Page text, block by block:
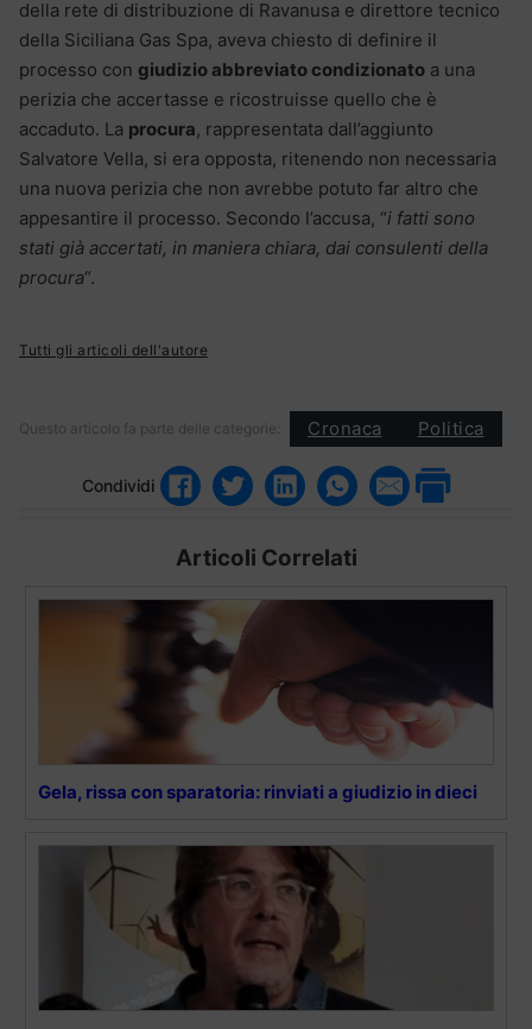
della rete di distribuzione di Ravanusa e direttore tecnico
della Siciliana Gas Spa, aveva chiesto di definire il
processo con giudizio abbreviato condizionato a una
perizia che accertasse e ricostruisse quello che è
accaduto. La procura, rappresentata dall’aggiunto
Salvatore Vella, si era opposta, ritenendo non necessaria
una nuova perizia che non avrebbe potuto far altro che
appesantire il processo. Secondo l’accusa, “i fatti sono
stati già accertati, in maniera chiara, dai consulenti della
procura“.
Tutti gli articoli dell'autore
Questo articolo fa parte delle categorie: Cronaca Politica
Condividi
Articoli Correlati
Gela, rissa con sparatoria: rinviati a giudizio in dieci